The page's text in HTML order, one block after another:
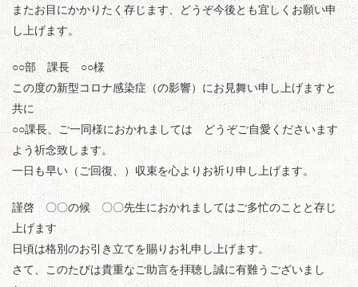
またお目にかかりたく存じます、どうぞ今後とも宜しくお願い申
し上げます。
○○部 課長 ○○様
この度の新型コロナ感染症（の影響）にお見舞い申し上げますと
共に
○○課長、ご一同様におかれましては どうぞご自愛くださいます
よう祈念致します。
一日も早い（ご回復、）収束を心よりお祈り申し上げます。
謹啓 〇〇の候 〇〇先生におかれましてはご多忙のことと存じ
上げます
日頃は格別のお引き立てを賜りお礼申し上げます。
さて、このたびは貴重なご助言を拝聴し誠に有難うございまし